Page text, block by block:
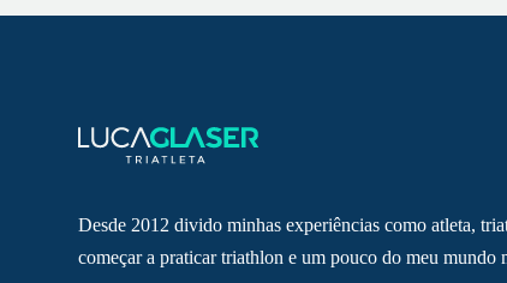
Desde 2012 divido minhas experiências como atleta,
começar a praticar triathlon e um pouco do meu mundo